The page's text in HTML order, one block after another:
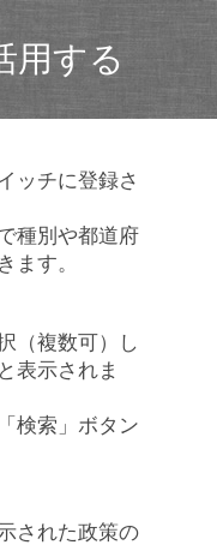
用する
ッチに登録さ
種別や都道府
ます。
（複数可）し
表示されま
検索」ボタン
された政策の